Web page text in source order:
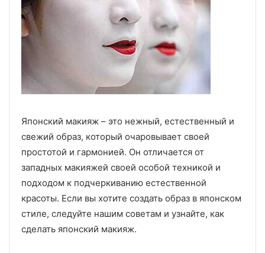
Японский макияж – это нежный, естественный и
свежий образ, который очаровывает своей
простотой и гармонией. Он отличается от
западных макияжей своей особой техникой и
подходом к подчеркиванию естественной
красоты. Если вы хотите создать образ в японском
стиле, следуйте нашим советам и узнайте, как
сделать японский макияж.